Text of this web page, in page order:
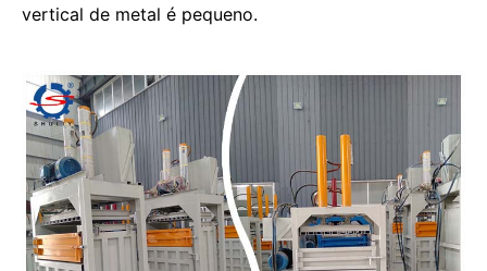
vertical de metal é pequeno.